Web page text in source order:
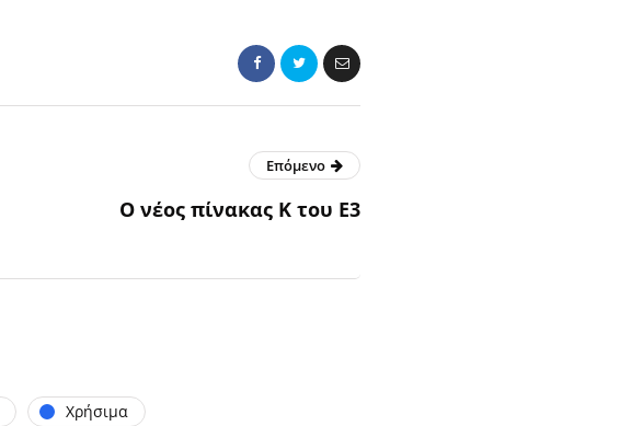
Επόμενο
O νέος πίνακας Κ του Ε3
Χρήσιμα